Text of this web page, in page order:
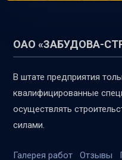
ОАО «ЗАБУДОВА-
В штате предприятия
квалифицированные
осуществлять
силами.
Галерея работ Отзывы